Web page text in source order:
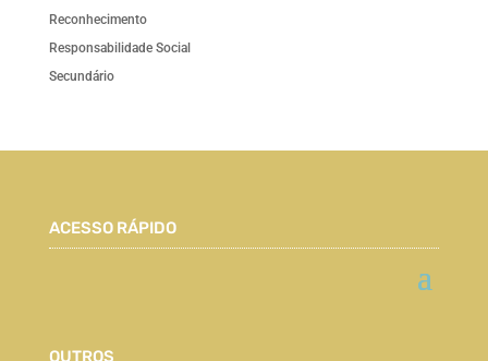
Reconhecimento
Responsabilidade Social
Secundário
ACESSO RÁPIDO
OUTROS